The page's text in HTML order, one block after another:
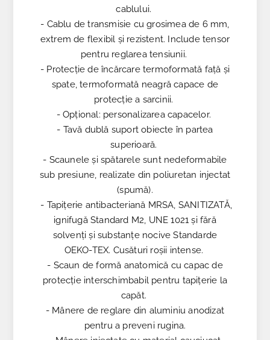
cablului.
- Cablu de transmisie cu grosimea de 6 mm,
extrem de flexibil și rezistent. Include tensor
pentru reglarea tensiunii.
- Protecție de încărcare termoformată față și
spate, termoformată neagră capace de
protecție a sarcinii.
- Opțional: personalizarea capacelor.
- Tavă dublă suport obiecte în partea
superioară.
- Scaunele și spătarele sunt nedeformabile
sub presiune, realizate din poliuretan injectat
(spumă).
- Tapițerie antibacteriană MRSA, SANITIZATĂ,
ignifugă Standard M2, UNE 1021 și fără
solvenți și substanțe nocive Standarde
OEKO-TEX. Cusături roșii intense.
- Scaun de formă anatomică cu capac de
protecție interschimbabil pentru tapițerie la
capăt.
- Mânere de reglare din aluminiu anodizat
pentru a preveni rugina.